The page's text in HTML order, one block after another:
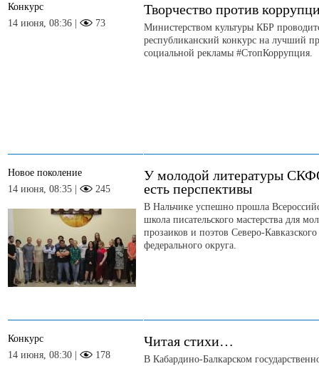
Конкурс
14 июня, 08:36 |
73
Творчество против
Министерством культуры КБР
республиканский конкурс на лучший
социальной рекламы #СтопКоррупция.
Новое поколение
14 июня, 08:35 |
245
У молодой литературы
есть перспективы
В Нальчике успешно прошла
школа писательского мастерства для
прозаиков и поэтов Северо-Кавказского
федерального округа.
Конкурс
14 июня, 08:30 |
178
Читая стихи…
В Кабардино-Балкарском